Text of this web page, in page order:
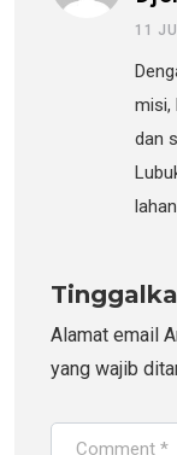
11
misi,
dan
Alamat email
yang wajib